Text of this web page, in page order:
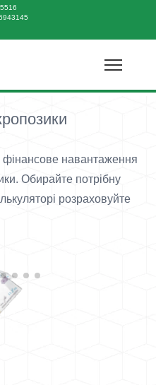
навантаження
Обирайте потрібну
розраховуйте